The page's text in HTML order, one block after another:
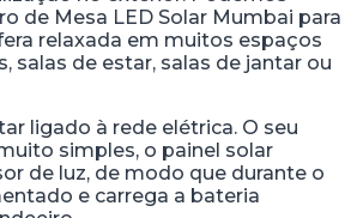
de Mesa LED Solar Mumbai para
relaxada em muitos espaços
salas de estar, salas de jantar ou
ligado à rede elétrica. O seu
simples, o painel solar
de luz, de modo que durante o
e carrega a bateria